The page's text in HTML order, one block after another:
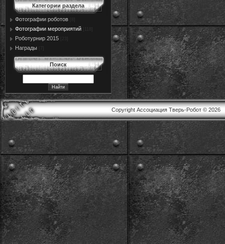
Категории раздела
Фотографии роботов
Фотографии мероприятий
Роботурнир 2015
Награды
Поиск
Copyright Ассоциация Тверь-Робот © 2026